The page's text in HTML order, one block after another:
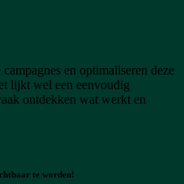
en optimaliseren deze
lijkt wel een eenvoudig
ontdekken wat werkt en
te worden!